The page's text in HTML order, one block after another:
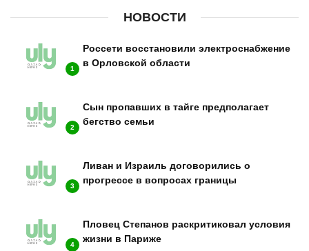
НОВОСТИ
1
Россети восстановили электроснабжение
в Орловской области
2
Сын пропавших в тайге предполагает
бегство семьи
3
Ливан и Израиль договорились о
прогрессе в вопросах границы
4
Пловец Степанов раскритиковал условия
жизни в Париже